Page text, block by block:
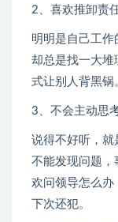
2、喜欢推卸责任
明明是自己工作
却总是找一大堆
式让别人背黑锅
3、不会主动思考
说得不好听，就
不能发现问题，
欢问领导怎么办
下次还犯。